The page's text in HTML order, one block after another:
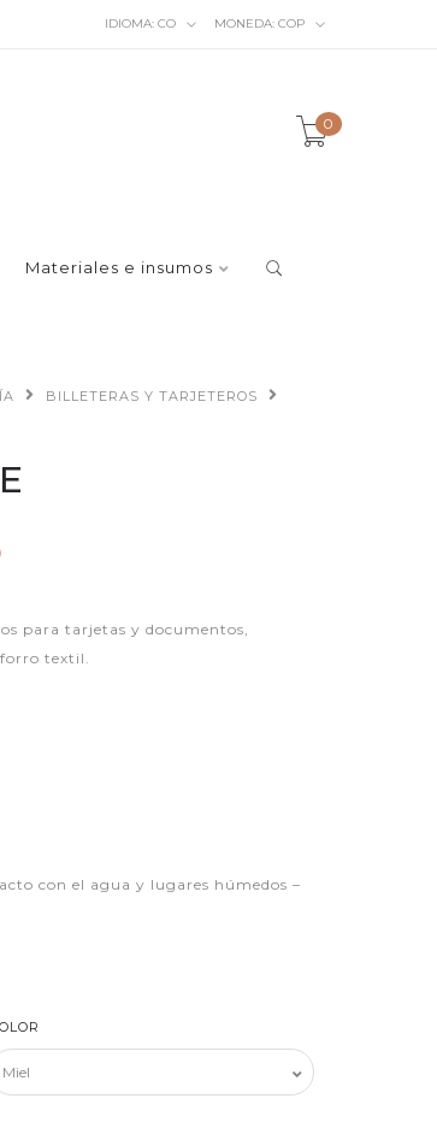
IDIOMA: CO MONEDA: COP
0
Materiales e insumos
BILLETERAS Y TARJETEROS
para tarjetas y documentos,
textil.
con el agua y lugares húmedos –